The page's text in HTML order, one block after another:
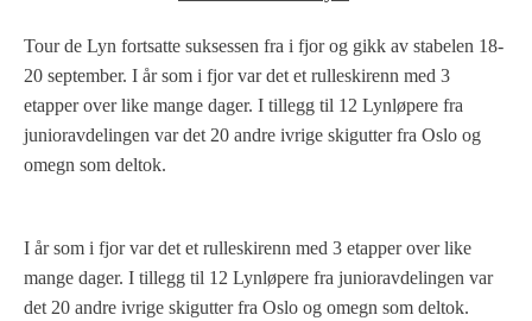
Tour de Lyn fortsatte suksessen fra i fjor og gikk av stabelen 18-
20 september. I år som i fjor var det et rulleskirenn med 3
etapper over like mange dager. I tillegg til 12 Lynløpere fra
junioravdelingen var det 20 andre ivrige skigutter fra Oslo og
omegn som deltok.
I år som i fjor var det et rulleskirenn med 3 etapper over like
mange dager. I tillegg til 12 Lynløpere fra junioravdelingen var
det 20 andre ivrige skigutter fra Oslo og omegn som deltok.